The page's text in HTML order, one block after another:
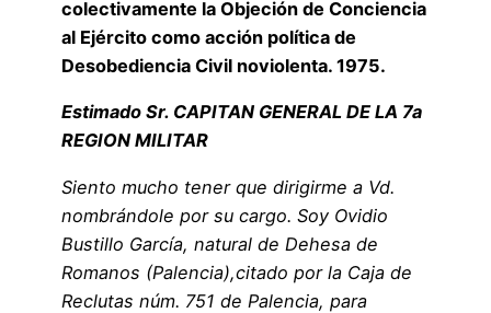
colectivamente la Objeción de Conciencia
al Ejército como acción política de
Desobediencia Civil noviolenta. 1975.
Estimado Sr. CAPITAN GENERAL DE LA 7a
REGION MILITAR
Siento mucho tener que dirigirme a Vd.
nombrándole por su cargo. Soy Ovidio
Bustillo García, natural de Dehesa de
Romanos (Palencia),citado por la Caja de
Reclutas núm. 751 de Palencia, para